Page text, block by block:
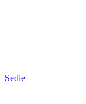
Sedie